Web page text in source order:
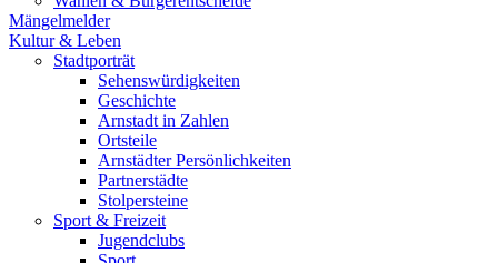
Mängelmelder
Kultur & Leben
Stadtporträt
Sehenswürdigkeiten
Geschichte
Arnstadt in Zahlen
Ortsteile
Arnstädter Persönlichkeiten
Partnerstädte
Stolpersteine
Sport & Freizeit
Jugendclubs